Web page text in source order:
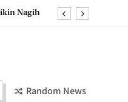
Nagih
Perfect
Random News